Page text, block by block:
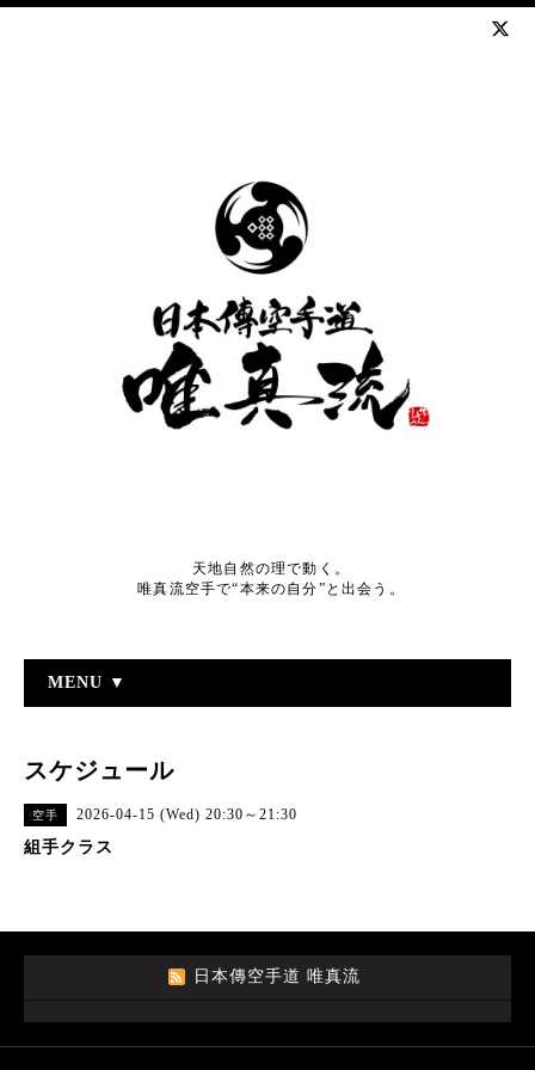
天地自然の理で動く。
唯真流空手で“本来の自分”と出会う。
MENU ▼
スケジュール
空手 2026-04-15 (Wed) 20:30～21:30
組手クラス
日本傳空手道 唯真流